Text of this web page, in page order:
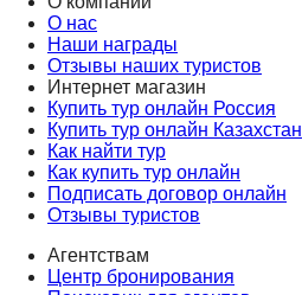
О нас
Наши награды
Отзывы наших туристов
Интернет магазин
Купить тур онлайн Россия
Купить тур онлайн Казахстан
Как найти тур
Как купить тур онлайн
Подписать договор онлайн
Отзывы туристов
Агентствам
Центр бронирования